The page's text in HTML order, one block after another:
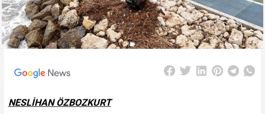
NESLİHAN ÖZBOZKURT